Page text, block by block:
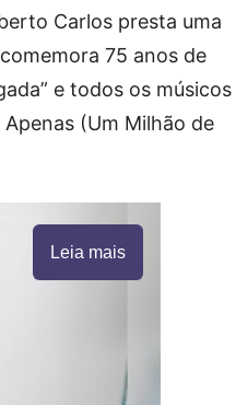
Carlos presta uma
75 anos de
e todos os músicos
(Um Milhão de
Leia mais